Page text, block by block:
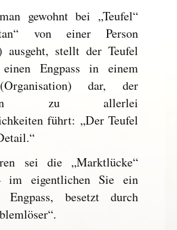
gewohnt bei „Teufel“
von einer Person
ausgeht, stellt der Teufel
Engpass in einem
dar, der
zu allerlei
führt: „Der Teufel
sei die „Marktlücke“
im eigentlichen Sie ein
Engpass, besetzt durch